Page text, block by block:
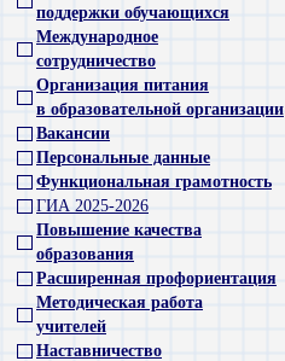
поддержки обучающихся
Международное
сотрудничество
Организация питания
в образовательной организации
Вакансии
Персональные данные
Функциональная грамотность
ГИА 2025-2026
Повышение качества
образования
Расширенная профориентация
Методическая работа
учителей
Наставничество